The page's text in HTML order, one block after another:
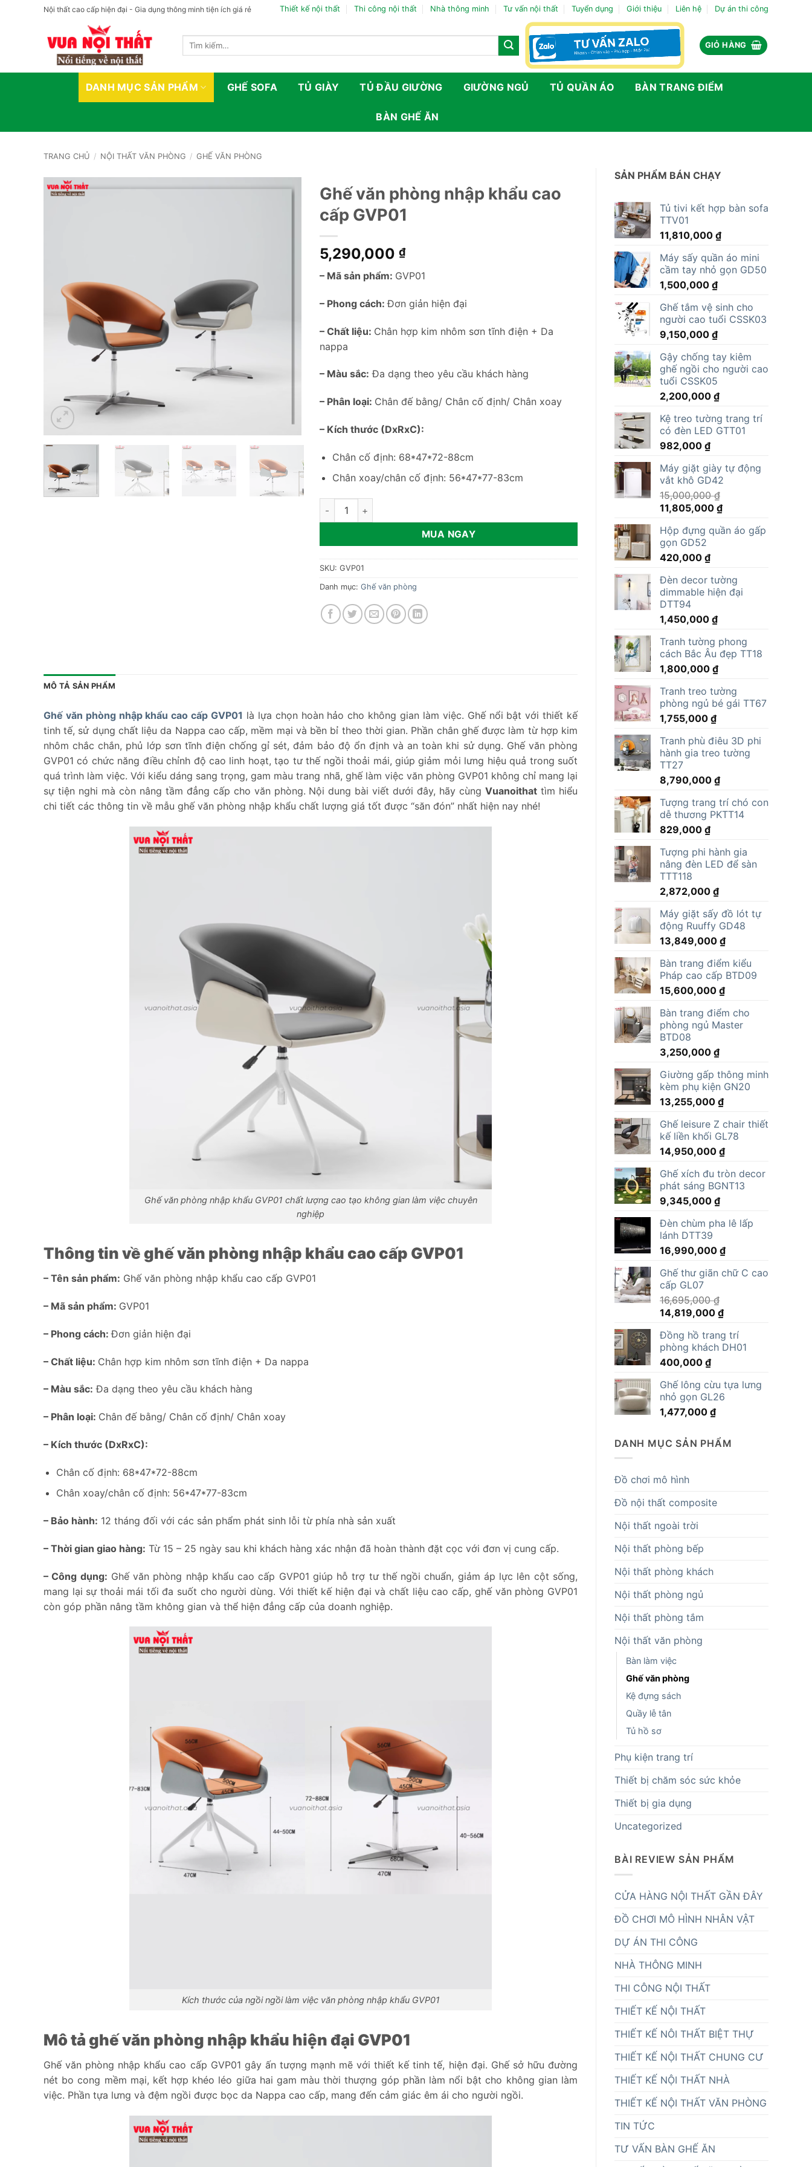
Nội thất cao cấp hiện đại - Gia dụng thông minh tiện ích giá rẻ Thiết kế nội thất Thi công nội thất Nhà thông minh Tư vấn nội thất Tuyển dụng Giới thiệu Liên hệ Dự án thi công
Tìm
GIỎ HÀNG
DANH MỤC SẢN PHẨM GHẾ SOFA TỦ GIÀY TỦ ĐẦU GIƯỜNG GIƯỜNG NGỦ TỦ QUẦN ÁO BÀN TRANG ĐIỂM
BÀN GHẾ ĂN
TRANG CHỦ / NỘI THẤT VĂN PHÒNG / GHẾ VĂN PHÒNG
SẢN PHẨM BÁN CHẠY
Tủ tivi kết hợp bàn sofa
TTV01
11,810,000 ₫
Máy sấy quần áo mini
cầm tay nhỏ gọn GD50
1,500,000 ₫
Ghế tắm vệ sinh cho
người cao tuổi CSSK03
9,150,000 ₫
Gậy chống tay kiêm
ghế ngồi cho người cao
tuổi CSSK05
2,200,000 ₫
Kệ treo tường trang trí
có đèn LED GTT01
982,000 ₫
Máy giặt giày tự động
vắt khô GD42
15,000,000₫
Giá
là:
15,000,000 ₫.
11,805,000 ₫Giá
tại
Hộp đựng quần áo gấp
gọn GD52
420,000 ₫
Đèn decor tường
dimmable hiện đại
DTT94
1,450,000 ₫
Tranh tường phong
cách Bắc Âu đẹp TT18
1,800,000 ₫
Tranh treo tường
phòng ngủ bé gái TT67
1,755,000 ₫
Tranh phù điêu 3D phi
hành gia treo tường
TT27
8,790,000 ₫
Tượng trang trí chó con
dễ thương PKTT14
829,000 ₫
Tượng phi hành gia
nâng đèn LED để sàn
TTT118
2,872,000 ₫
Máy giặt sấy đồ lót tự
động Ruuffy GD48
13,849,000 ₫
Bàn trang điểm kiểu
Pháp cao cấp BTD09
15,600,000 ₫
Bàn trang điểm cho
phòng ngủ Master
BTD08
3,250,000 ₫
Giường gấp thông minh
kèm phụ kiện GN20
13,255,000 ₫
Ghế leisure Z chair thiết
kế liền khối GL78
14,950,000 ₫
Ghế xích đu tròn decor
phát sáng BGNT13
9,345,000 ₫
Đèn chùm pha lê lấp
lánh DTT39
16,990,000 ₫
Ghế thư giãn chữ C cao
cấp GL07
16,695,000₫
Giá
là:
16,695,000 ₫.
14,819,000 ₫Giá
tại
là:
Đồng hồ trang trí
phòng khách DH01
400,000 ₫
Ghế lông cừu tựa lưng
nhỏ gọn GL26
1,477,000 ₫
DANH MỤC SẢN PHẨM
Đồ chơi mô hình
Đồ nội thất composite
Nội thất ngoài trời
Nội thất phòng bếp
Nội thất phòng khách
Nội thất phòng ngủ
Nội thất phòng tắm
Nội thất văn phòng
Bàn làm việc
Ghế văn phòng
Kệ đựng sách
Quầy lễ tân
Tủ hồ sơ
Phụ kiện trang trí
Thiết bị chăm sóc sức khỏe
Thiết bị gia dụng
Uncategorized
BÀI REVIEW SẢN PHẨM
CỬA HÀNG NỘI THẤT GẦN ĐÂY
ĐỒ CHƠI MÔ HÌNH NHÂN VẬT
DỰ ÁN THI CÔNG
NHÀ THÔNG MINH
THI CÔNG NỘI THẤT
THIẾT KẾ NỘI THẤT
THIẾT KẾ NÔI THẤT BIỆT THỰ
THIẾT KẾ NỘI THẤT CHUNG CƯ
THIẾT KẾ NỘI THẤT NHÀ
THIẾT KẾ NỘI THẤT VĂN PHÒNG
TIN TỨC
TƯ VẤN BÀN GHẾ ĂN
Ghế văn phòng nhập khẩu cao
cấp GVP01
5,290,000 ₫
– Mã sản phẩm: GVP01
– Phong cách:Đơn giản hiện đại
– Chất liệu: Chân hợp kim nhôm sơn tĩnh điện + Da
nappa
– Màu sắc: Đa dạng theo yêu cầu khách hàng
– Phân loại: Chân đế bằng/ Chân cố định/ Chân xoay
– Kích thước (DxRxC):
Chân cố định: 68*47*72-88cm
Chân xoay/chân cố định: 56*47*77-83cm
Ghế văn phòng nhập khẩu cao cấp GVP01 số lượng
MUA NGAY
SKU: GVP01
Danh mục: Ghế văn phòng
MÔ TẢ SẢN PHẨM
Ghế văn phòng nhập khẩu cao cấp GVP01 là lựa chọn hoàn hảo cho không gian làm việc. Ghế nổi bật với thiết kế
tinh tế, sử dụng chất liệu da Nappa cao cấp, mềm mại và bền bỉ theo thời gian. Phần chân ghế được làm từ hợp kim
nhôm chắc chắn, phủ lớp sơn tĩnh điện chống gỉ sét, đảm bảo độ ổn định và an toàn khi sử dụng. Ghế văn phòng
GVP01 có chức năng điều chỉnh độ cao linh hoạt, tạo tư thế ngồi thoải mái, giúp giảm mỏi lưng hiệu quả trong suốt
quá trình làm việc. Với kiểu dáng sang trọng, gam màu trang nhã, ghế làm việc văn phòng GVP01 không chỉ mang lại
sự tiện nghi mà còn nâng tầm đẳng cấp cho văn phòng. Nội dung bài viết dưới đây, hãy cùngVuanoithat tìm hiểu
chi tiết các thông tin về mẫu ghế văn phòng nhập khẩu chất lượng giá tốt được “săn đón” nhất hiện nay nhé!
Ghế văn phòng nhập khẩu GVP01 chất lượng cao tạo không gian làm việc chuyên
nghiệp
Thông tin về ghế văn phòng nhập khẩu cao cấp GVP01
– Tên sản phẩm: Ghế văn phòng nhập khẩu cao cấp GVP01
– Mã sản phẩm: GVP01
– Phong cách:Đơn giản hiện đại
– Chất liệu: Chân hợp kim nhôm sơn tĩnh điện + Da nappa
– Màu sắc: Đa dạng theo yêu cầu khách hàng
– Phân loại: Chân đế bằng/ Chân cố định/ Chân xoay
– Kích thước (DxRxC):
Chân cố định: 68*47*72-88cm
Chân xoay/chân cố định: 56*47*77-83cm
– Bảo hành: 12 tháng đối với các sản phẩm phát sinh lỗi từ phía nhà sản xuất
– Thời gian giao hàng: Từ 15 – 25 ngày sau khi khách hàng xác nhận đã hoàn thành đặt cọc với đơn vị cung cấp.
– Công dụng: Ghế văn phòng nhập khẩu cao cấp GVP01 giúp hỗ trợ tư thế ngồi chuẩn, giảm áp lực lên cột sống,
mang lại sự thoải mái tối đa suốt cho người dùng. Với thiết kế hiện đại và chất liệu cao cấp, ghế văn phòng GVP01
còn góp phần nâng tầm không gian và thể hiện đẳng cấp của doanh nghiệp.
Kích thước của ngồi ngồi làm việc văn phòng nhập khẩu GVP01
Mô tả ghế văn phòng nhập khẩu hiện đại GVP01
Ghế văn phòng nhập khẩu cao cấp GVP01 gây ấn tượng mạnh mẽ với thiết kế tinh tế, hiện đại. Ghế sở hữu đường
nét bo cong mềm mại, kết hợp khéo léo giữa hai gam màu thời thượng góp phần làm nổi bật cho không gian làm
việc. Phần tựa lưng và đệm ngồi được bọc da Nappa cao cấp, mang đến cảm giác êm ái cho người ngồi.